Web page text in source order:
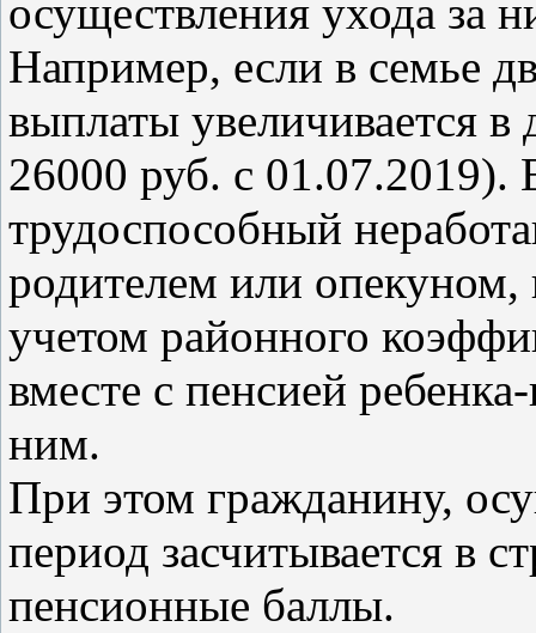
осуществления ухода за
Например, если в семье
выплаты увеличивается в
26000 руб. с 01.07.2019).
трудоспособный
родителем или опекуном,
учетом районного
вместе с пенсией
ним.
При этом гражданину,
период засчитывается в
пенсионные баллы.